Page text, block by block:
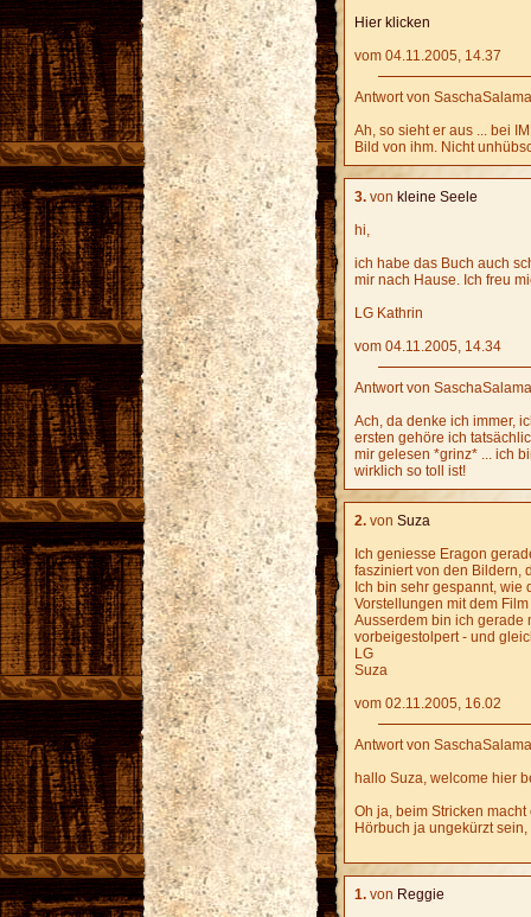
Hier klicken
vom 04.11.2005, 14.37
Antwort von
Ah, so sieht er aus ... bei
Bild von ihm. Nicht
3. von kleine Seele
hi,
ich habe das Buch auch
mir nach Hause. Ich freu
LG Kathrin
vom 04.11.2005, 14.34
Antwort von
Ach, da denke ich immer,
ersten gehöre ich
mir gelesen *grinz* ... ich
wirklich so toll ist!
2. von Suza
Ich geniesse Eragon
fasziniert von den Bildern,
Ich bin sehr gespannt,
Vorstellungen mit dem
Ausserdem bin ich gerade
vorbeigestolpert - und
LG
Suza
vom 02.11.2005, 16.02
Antwort von
hallo Suza, welcome hier
Oh ja, beim Stricken
Hörbuch ja ungekürzt
1. von Reggie